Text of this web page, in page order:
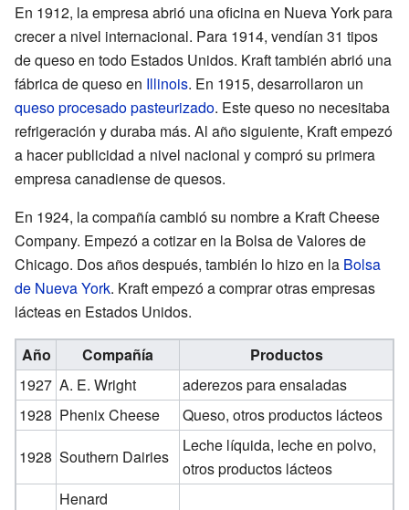
En 1912, la empresa abrió una oficina en Nueva York para
crecer a nivel internacional. Para 1914, vendían 31 tipos
de queso en todo Estados Unidos. Kraft también abrió una
fábrica de queso en Illinois. En 1915, desarrollaron un
queso procesadopasteurizado. Este queso no necesitaba
refrigeración y duraba más. Al año siguiente, Kraft empezó
a hacer publicidad a nivel nacional y compró su primera
empresa canadiense de quesos.
En 1924, la compañía cambió su nombre a Kraft Cheese
Company. Empezó a cotizar en la Bolsa de Valores de
Chicago. Dos años después, también lo hizo en la Bolsa
de Nueva York. Kraft empezó a comprar otras empresas
lácteas en Estados Unidos.
Año Compañía
Productos
1927 A. E. Wright
aderezos para ensaladas
1928 Phenix Cheese
Queso, otros productos lácteos
1928 Southern Dairies
Leche líquida, leche en polvo,
otros productos lácteos
Henard